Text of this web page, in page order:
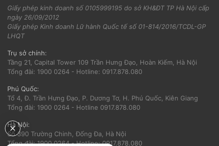
Giấy phép kinh doanh số 0105999195 do sở KH&ĐT TP Hà Nội cấp
ngày 26/09/2012
Giấy phép Kinh doanh Lữ hành Quốc tế số 01-814/2016/TCDL-GP
LHQT
Trụ sở chính:
Tầng 21, Capital Tower 109 Trần Hưng Đạo, Hoàn Kiếm, Hà Nội
Tổng đài: 1900 0264 - Hotline: 0917.878.080
Phú Quốc:
Tổ 4, Đ. Trần Hưng Đạo, P. Dương Tơ, H. Phú Quốc, Kiên Giang
Tổng đài: 1900 0264 - Hotline 0917.878.080
Hà Nội:
Số 390 Trường Chinh, Đống Đa, Hà Nội
Tổng đài: 1900 0264 - Hotline: 0917.878.080